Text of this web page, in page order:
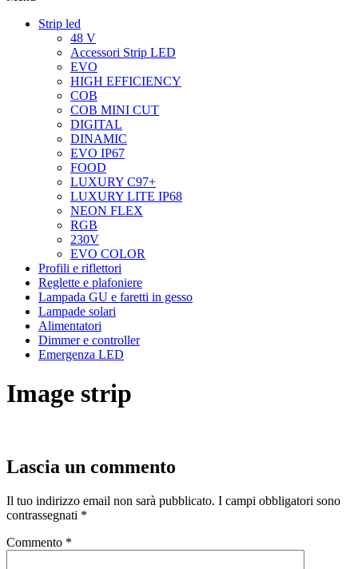
Strip led
48 V
Accessori Strip LED
EVO
HIGH EFFICIENCY
COB
COB MINI CUT
DIGITAL
DINAMIC
EVO IP67
FOOD
LUXURY C97+
LUXURY LITE IP68
NEON FLEX
RGB
230V
EVO COLOR
Profili e riflettori
Reglette e plafoniere
Lampada GU e faretti in gesso
Lampade solari
Alimentatori
Dimmer e controller
Emergenza LED
Image strip
Lascia un commento
Il tuo indirizzo email non sarà pubblicato. I campi obbligatori sono
contrassegnati *
Commento *